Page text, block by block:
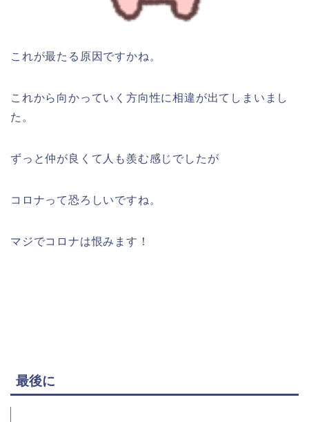
これが最たる原因ですかね。
これから向かっていく方向性に相違が出てしまいまし
た。
ずっと仲が良くて人も羨む感じでしたが
コロナって恐ろしいですね。
マジでコロナは恨みます！
最後に